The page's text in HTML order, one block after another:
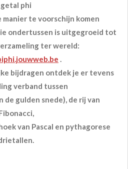
getal phi
manier te voorschijn komen
ondertussen is uitgegroeid tot
ter wereld:
.
bijdragen ontdek je er tevens
verband tussen
de gulden snede), de rij van
van Pascal en pythagorese